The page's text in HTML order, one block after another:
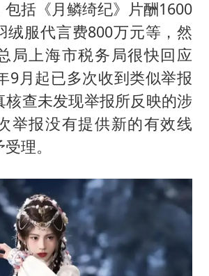
括《月鳞绮纪》片酬1600
绒服代言费800万元等，然
局上海市税务局很快回应
9月起已多次收到类似举报
核查未发现举报所反映的涉
举报没有提供新的有效线
理。